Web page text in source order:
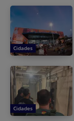
Cidades
Cidades